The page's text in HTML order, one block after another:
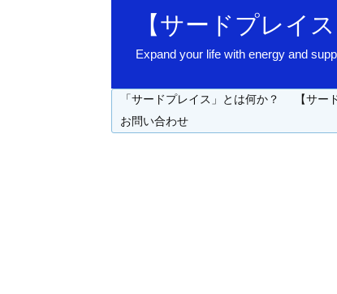
【サードプレイ
Expand your life with energy and
「サードプレイス」とは何か？ 【サー
お問い合わせ